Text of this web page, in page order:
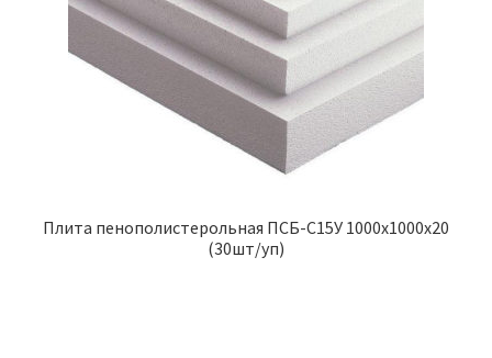
Плита пенополистерольная ПСБ-С15У 1000х1000х20
(30шт/уп)